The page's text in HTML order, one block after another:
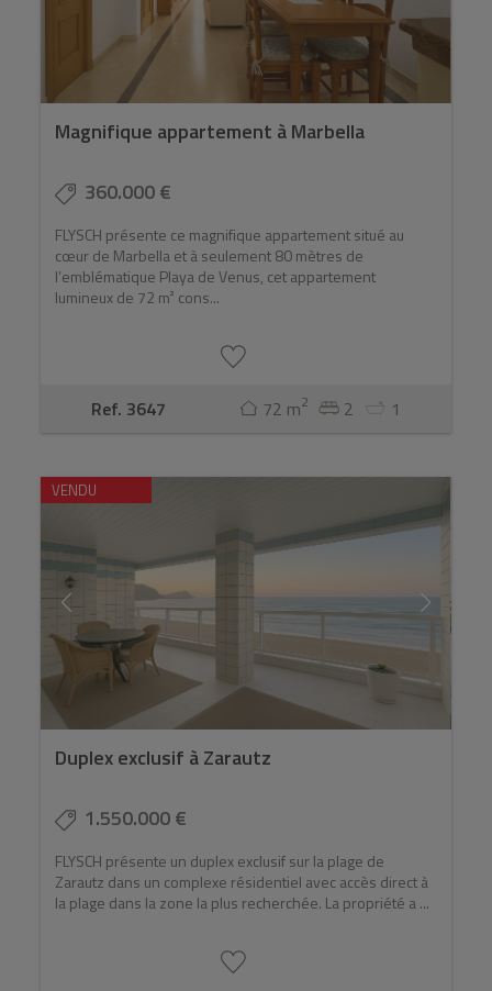
Magnifique appartement à Marbella
360.000 €
FLYSCH présente ce magnifique appartement situé au
cœur de Marbella et à seulement 80 mètres de
l’emblématique Playa de Venus, cet appartement
lumineux de 72 m² cons...
Ref. 3647 72 m2 2 1
VENDU
Duplex exclusif à Zarautz
1.550.000 €
FLYSCH présente un duplex exclusif sur la plage de
Zarautz dans un complexe résidentiel avec accès direct à
la plage dans la zone la plus recherchée. La propriété a ...